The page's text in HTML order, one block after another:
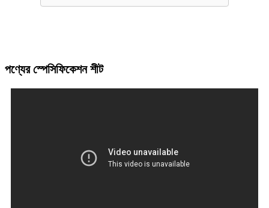
পণ্যের স্পেসিফিকেশন শীট